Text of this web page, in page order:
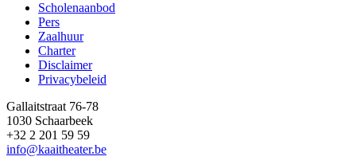
Footer
Scholenaanbod
Pers
Zaalhuur
Charter
Disclaimer
Privacybeleid
Gallaitstraat 76-78
1030 Schaarbeek
+32 2 201 59 59
info@kaaitheater.be